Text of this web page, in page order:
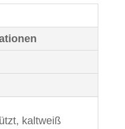
kaltweiß